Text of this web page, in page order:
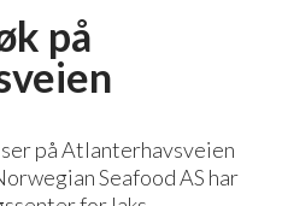
på
på Atlanterhavsveien
SeafoodAS har